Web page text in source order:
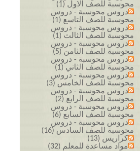
محوسبة للصف الاول (1)
دروس محوسبة - دروس
محوسبة للصف التاسع (1)
دروس محوسبة - دروس
محوسبة للصف الثالث (1)
دروس محوسبة - دروس
محوسبة للصف الثامن (5)
دروس محوسبة - دروس
محوسبة للصف الثاني (1)
دروس محوسبة - دروس
محوسبة للصف الخامس (3)
دروس محوسبة - دروس
محوسبة للصف الرابع (2)
دروس محوسبة - دروس
محوسبة للصف السابع (6)
دروس محوسبة - دروس
محوسبة للصف السادس (16)
كراريس (13)
مواد مساعدة للمعلم (32)